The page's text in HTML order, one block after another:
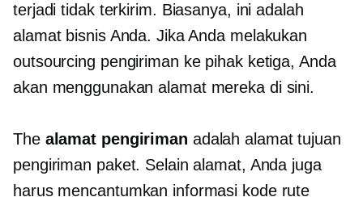
terjaditidak terkirim. Biasanya, ini adalah
alamat bisnis Anda. Jika Anda melakukan
outsourcing pengiriman ke pihak ketiga, Anda
akan menggunakan alamat mereka di sini.
The alamat pengiriman adalah alamat tujuan
pengiriman paket. Selain alamat, Anda juga
harus mencantumkan informasi kode rute